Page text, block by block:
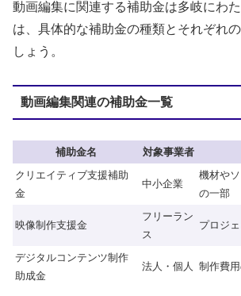
動画編集に関連する補助金は多岐にわ
は、具体的な補助金の種類とそれぞれ
しょう。
動画編集関連の補助金一覧
補助金名 対象事業者
クリエイティブ支援補助
金
中小企業
機材や
の一部
映像制作支援金
フリーラン
ス
プロジ
デジタルコンテンツ制作
助成金
法人・個人 制作費